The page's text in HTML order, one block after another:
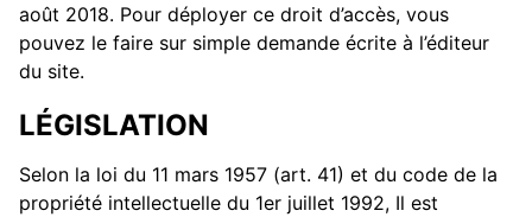
août 2018. Pour déployer ce droit d’accès, vous
pouvez le faire sur simple demande écrite à l’éditeur
du site.
LÉGISLATION
Selon la loi du 11 mars 1957 (art. 41) et du code de la
propriété intellectuelle du 1er juillet 1992, Il est